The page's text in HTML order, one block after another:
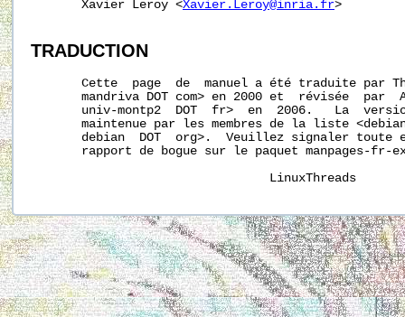
       Xavier Leroy <
Xavier.Leroy@inria.fr>
TRADUCTION
Cette  page  de  manuel a été traduite par
mandriva DOT com> en 2000 et  révisée  par
univ-montp2  DOT  fr>  en  2006.   La
maintenue par les membres de la liste
debian  DOT  org>.  Veuillez signaler toute
rapport de bogue sur le paquet manpages-fr-